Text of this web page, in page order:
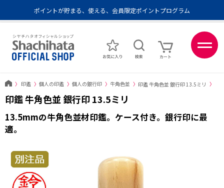
ポイントが貯まる、使える、会員限定ポイントプログラム
メール便1,500円以上 / 宅配便3,500円以上のお買い物で送料無料
あなたに最適なスタンプをシヤチハタがレコメンド
〉 印鑑 〉 個人の印鑑 〉 個人の銀行印 〉 牛角色並 〉 印鑑 牛角色並 銀行印 13.5ミリ 〉
印鑑 牛角色並 銀行印 13.5ミリ
13.5mmの牛角色並材印鑑。ケース付き。銀行印に最
適。